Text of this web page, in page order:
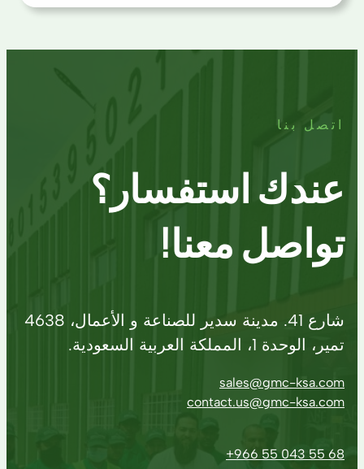
اتصل بنا
عندك استفسار؟
تواصل معنا!
شارع 41. مدينة سدير للصناعة و الأعمال، 4638
تمير، الوحدة 1، المملكة العربية السعودية.
sales@gmc-ksa.com
contact.us@gmc-ksa.com
+966 55 043 55 68